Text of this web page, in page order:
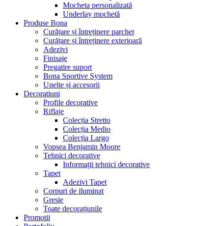
Mocheta personalizată
Underlay mochetă
Produse Bona
Curățare și întreținere parchet
Curățare și întreținere exterioară
Adezivi
Finisaje
Pregatire suport
Bona Sportive System
Unelte și accesorii
Decoratiuni
Profile decorative
Riflaje
Colecția Stretto
Colecția Medio
Colecția Largo
Vopsea Benjamin Moore
Tehnici decorative
Informații tehnici decorative
Tapet
Adezivi Tapet
Corpuri de iluminat
Gresie
Toate decorațiunile
Promotii